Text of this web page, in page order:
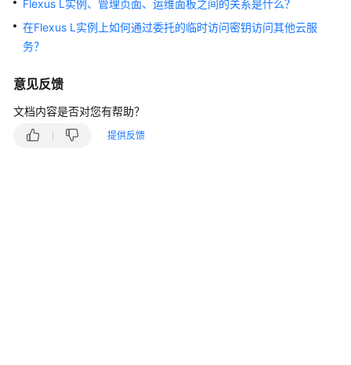
快
速
入
用
指
Flexus L实例、管理页面、运维面板之间的关系是什么？
在Flexus L实例上如何通过委托的临时访问密钥访问其他云服
务？
意见反馈
文档内容是否对您有帮助？
提供反馈